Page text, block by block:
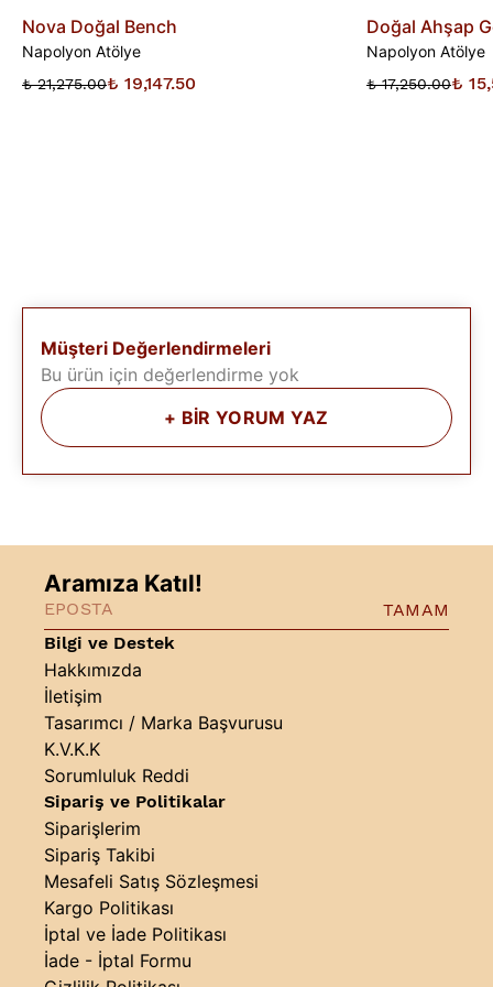
Nova Doğal Bench
Napolyon Atölye
₺ 21,275.00₺ 19,147.50
Doğal Ahşap
Napolyon Atölye
₺ 17,250.00₺
Müşteri Değerlendirmeleri
Bu ürün için değerlendirme yok
+ BİR YORUM YAZ
Bilgi ve Destek
Hakkımızda
İletişim
Tasarımcı / Marka Başvurusu
K.V.K.K
Sorumluluk Reddi
Sipariş ve Politikalar
Siparişlerim
Sipariş Takibi
Mesafeli Satış Sözleşmesi
Kargo Politikası
İptal ve İade Politikası
İade - İptal Formu
Aramıza Katıl!
TAMAM